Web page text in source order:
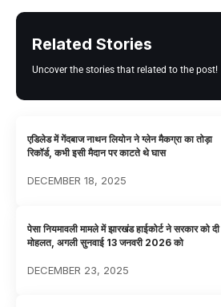
Related Stories
Uncover the stories that related to the post!
एडिलेड में गेंदबाज नाथन लियोन ने ग्लेन मैकग्रा का तोड़ा
रिकॉर्ड, कभी इसी मैदान पर काटते थे घास
DECEMBER 18, 2025
पेसा नियमावली मामले में झारखंड हाईकोर्ट ने सरकार को दी
मोहलत, अगली सुनवाई 13 जनवरी 2026 को
DECEMBER 23, 2025